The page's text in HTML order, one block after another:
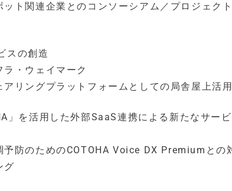
ト関連企業とのコンソーシアム／プロジェク
スの創造
・ウェイマーク
リングプラットフォームとしての局舎屋上活用
」を活用した外部SaaS連携による新たなサー
予防のためのCOTOHA Voice DX Premiumとの
グ